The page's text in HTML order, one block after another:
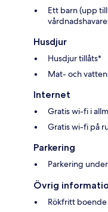
Ett barn (upp
Husdjur
Husdjur tillåts*
Mat- och
Internet
Gratis wi-fi i
Gratis wi-fi på
Parkering
Parkering
Övrig
Rökfritt boende